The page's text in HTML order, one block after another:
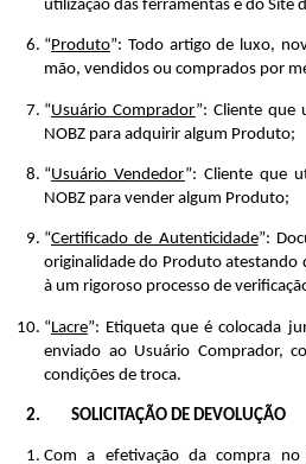
utilização das ferramentas e do Site
“Produto”: Todo artigo de luxo,
mão, vendidos ou comprados por
“Usuário Comprador”: Cliente que
NOBZ para adquirir algum Produto;
“Usuário Vendedor”: Cliente que
NOBZ para vender algum Produto;
“Certificado de Autenticidade”:
originalidade do Produto atestando
à um rigoroso processo de
“Lacre”: Etiqueta que é colocada
enviado ao Usuário Comprador,
condições de troca.
SOLICITAÇÃO DE DEVOLUÇÃO
Com a efetivação da compra